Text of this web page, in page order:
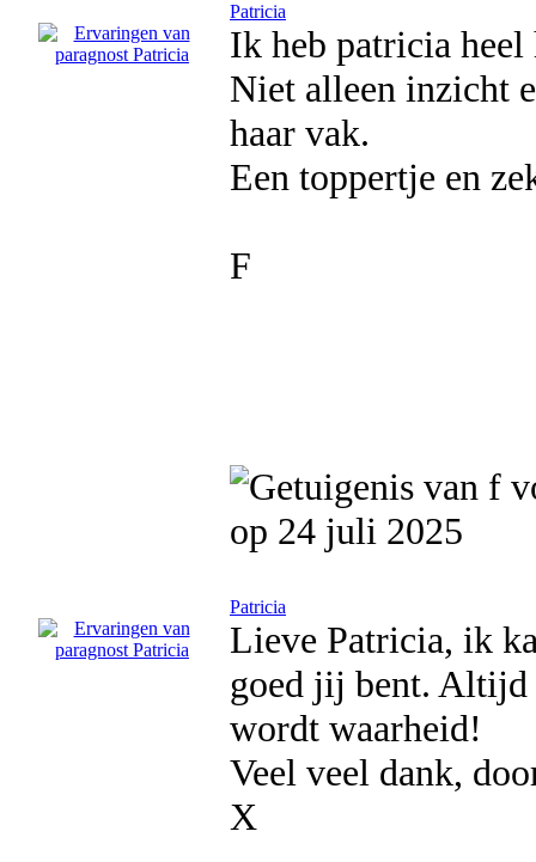
Patricia
Ik heb patricia
Niet alleen inzicht
haar vak.
Een toppertje en
F
op 24 juli 2025
Patricia
Lieve Patricia, ik
goed jij bent. Altijd
wordt waarheid!
Veel veel dank,
X